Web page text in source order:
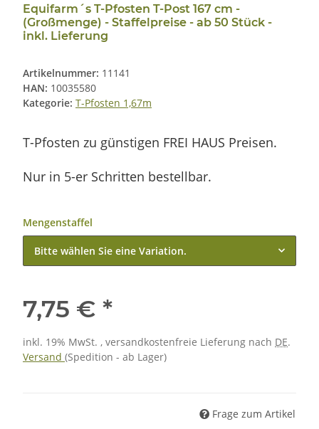
Equifarm´s T-Pfosten T-Post 167 cm -
(Großmenge) - Staffelpreise - ab 50 Stück -
inkl. Lieferung
Artikelnummer: 11141
HAN: 10035580
Kategorie: T-Pfosten 1,67m
T-Pfosten zu günstigen FREI HAUS Preisen.
Nur in 5-er Schritten bestellbar.
Mengenstaffel
Bitte wählen Sie eine Variation.
7,75 € *
inkl. 19% MwSt. , versandkostenfreie Lieferung nach DE.
Versand (Spedition - ab Lager)
Frage zum Artikel